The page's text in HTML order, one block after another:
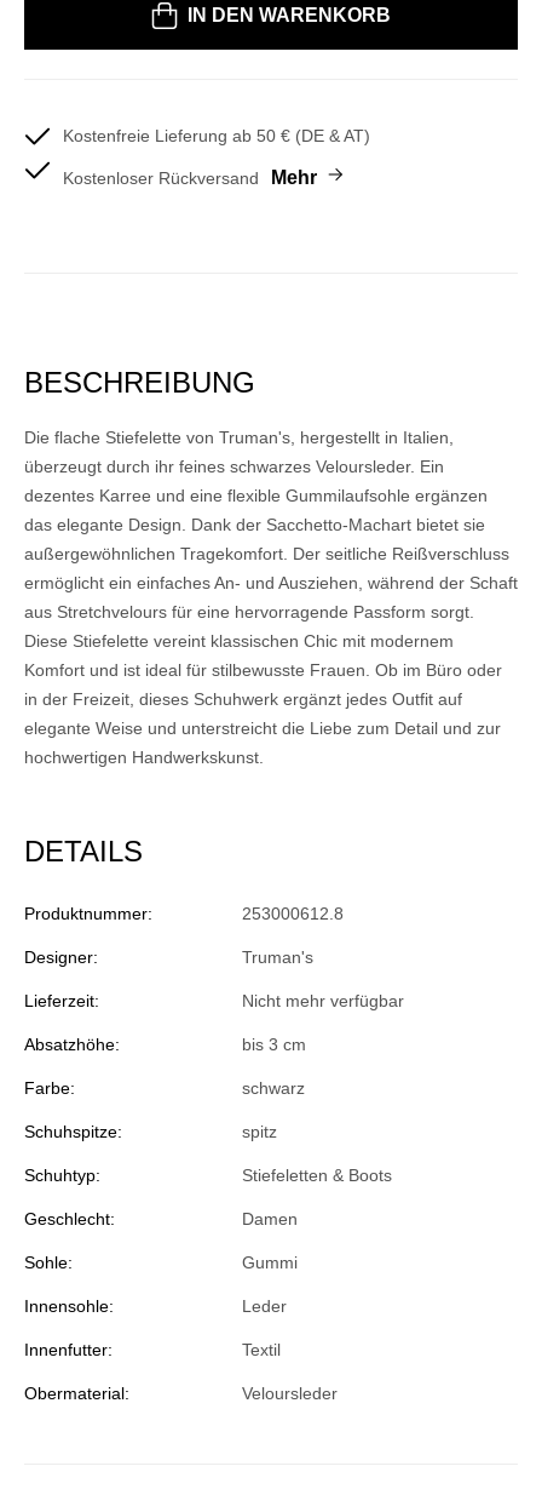
IN DEN WARENKORB
Kostenfreie Lieferung ab 50 € (DE & AT)
Kostenloser Rückversand Mehr
BESCHREIBUNG
Die flache Stiefelette von Truman's, hergestellt in Italien,
überzeugt durch ihr feines schwarzes Veloursleder. Ein
dezentes Karree und eine flexible Gummilaufsohle ergänzen
das elegante Design. Dank der Sacchetto-Machart bietet sie
außergewöhnlichen Tragekomfort. Der seitliche Reißverschluss
ermöglicht ein einfaches An- und Ausziehen, während der Schaft
aus Stretchvelours für eine hervorragende Passform sorgt.
Diese Stiefelette vereint klassischen Chic mit modernem
Komfort und ist ideal für stilbewusste Frauen. Ob im Büro oder
in der Freizeit, dieses Schuhwerk ergänzt jedes Outfit auf
elegante Weise und unterstreicht die Liebe zum Detail und zur
hochwertigen Handwerkskunst.
DETAILS
Produktnummer: 253000612.8
Designer: Truman's
Lieferzeit: Nicht mehr verfügbar
Absatzhöhe: bis 3 cm
Farbe: schwarz
Schuhspitze: spitz
Schuhtyp: Stiefeletten & Boots
Geschlecht: Damen
Sohle: Gummi
Innensohle: Leder
Innenfutter: Textil
Obermaterial: Veloursleder